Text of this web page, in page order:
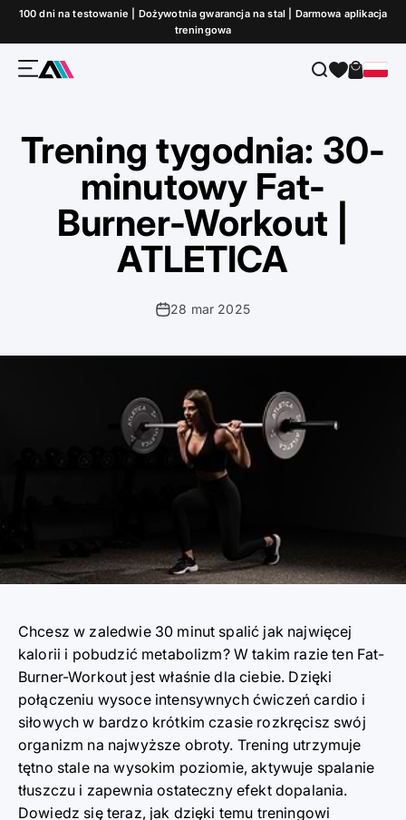
Przejdź do treści
100 dni na testowanie | Dożywotnia gwarancja na stal | Darmowa aplikacja
treningowa
MenuATLETICA SzukajKoszyk
Trening tygodnia: 30-
minutowy Fat-
Burner-Workout |
ATLETICA
28 mar 2025
Chcesz w zaledwie 30 minut spalić jak najwięcej
kalorii i pobudzić metabolizm? W takim razie ten Fat-
Burner-Workout jest właśnie dla ciebie. Dzięki
połączeniu wysoce intensywnych ćwiczeń cardio i
siłowych w bardzo krótkim czasie rozkręcisz swój
organizm na najwyższe obroty. Trening utrzymuje
tętno stale na wysokim poziomie, aktywuje spalanie
tłuszczu i zapewnia ostateczny efekt dopalania.
Dowiedz się teraz, jak dzięki temu treningowi